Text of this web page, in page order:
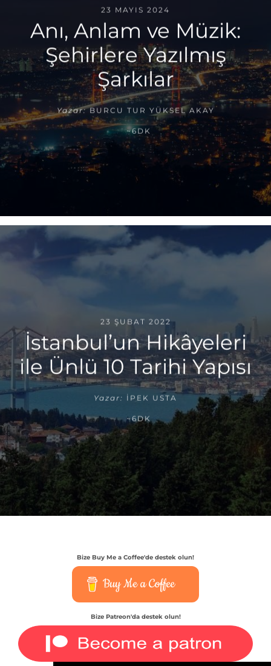
23 MAYIS 2024
Anı, Anlam ve Müzik:
Şehirlere Yazılmış
Şarkılar
Yazar: BURCU TUR YÜKSEL AKAY
~6DK
23 ŞUBAT 2022
İstanbul’un Hikâyeleri
ile Ünlü 10 Tarihi Yapısı
Yazar: İPEK USTA
~6DK
Bize Buy Me a Coffee'de destek olun!
Buy Me a Coffee
Bize Patreon'da destek olun!